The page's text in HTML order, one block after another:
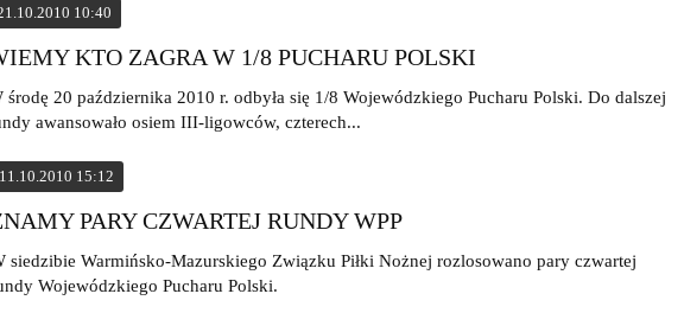
10:40
KTO ZAGRA W 1/8 PUCHARU POLSKI
środę 20 października 2010 r. odbyła się 1/8 Wojewódzkiego Pucharu Polski. Do dalszej
awansowało osiem III-ligowców, czterech...
11.10.2010 15:12
PARY CZWARTEJ RUNDY WPP
siedzibie Warmińsko-Mazurskiego Związku Piłki Nożnej rozlosowano pary czwartej
Wojewódzkiego Pucharu Polski.